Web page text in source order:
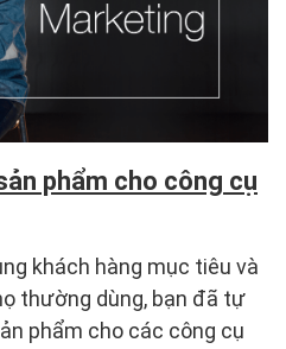
phẩm cho công cụ
khách hàng mục tiêu và
thường dùng, bạn đã tự
phẩm cho các công cụ